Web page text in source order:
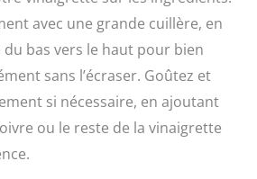
avec une grande cuillère, en
du bas vers le haut pour bien
sans l’écraser. Goûtez et
si nécessaire, en ajoutant
ou le reste de la vinaigrette